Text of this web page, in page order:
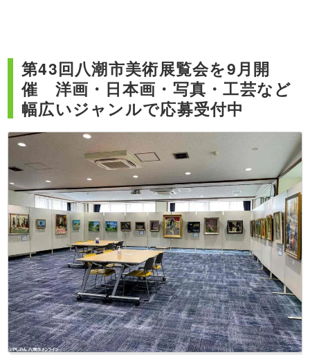
第43回八潮市美術展覧会を9月開
催 洋画・日本画・写真・工芸など
幅広いジャンルで応募受付中